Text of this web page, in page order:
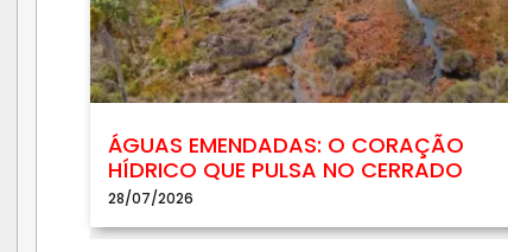
ÁGUAS EMENDADAS: O CORAÇÃO
HÍDRICO QUE PULSA NO CERRADO
28/07/2026